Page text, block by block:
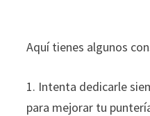
Aquí tienes algunos
1. Intenta dedicarle
para mejorar tu